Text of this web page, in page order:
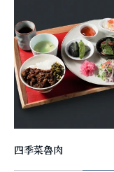
四季菜魯肉